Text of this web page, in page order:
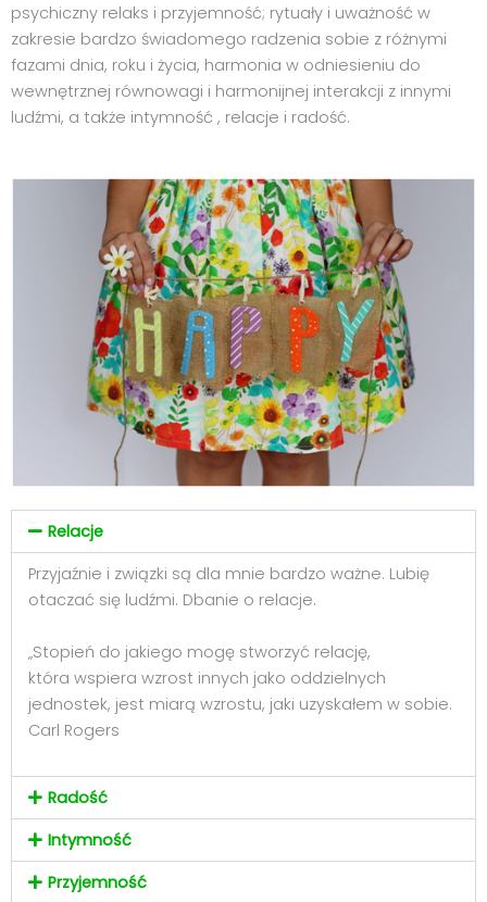
psychiczny relaks i przyjemność; rytuały i uważność w
zakresie bardzo świadomego radzenia sobie z różnymi
fazami dnia, roku i życia, harmonia w odniesieniu do
wewnętrznej równowagi i harmonijnej interakcji z innymi
ludźmi, a także intymność , relacje i radość.
Relacje
Przyjaźnie i związki są dla mnie bardzo ważne. Lubię
otaczać się ludźmi. Dbanie o relacje.
„Stopień do jakiego mogę stworzyć relację,
która wspiera wzrost innych jako oddzielnych
jednostek, jest miarą wzrostu, jaki uzyskałem w sobie.
Carl Rogers
Radość
Intymność
Przyjemność